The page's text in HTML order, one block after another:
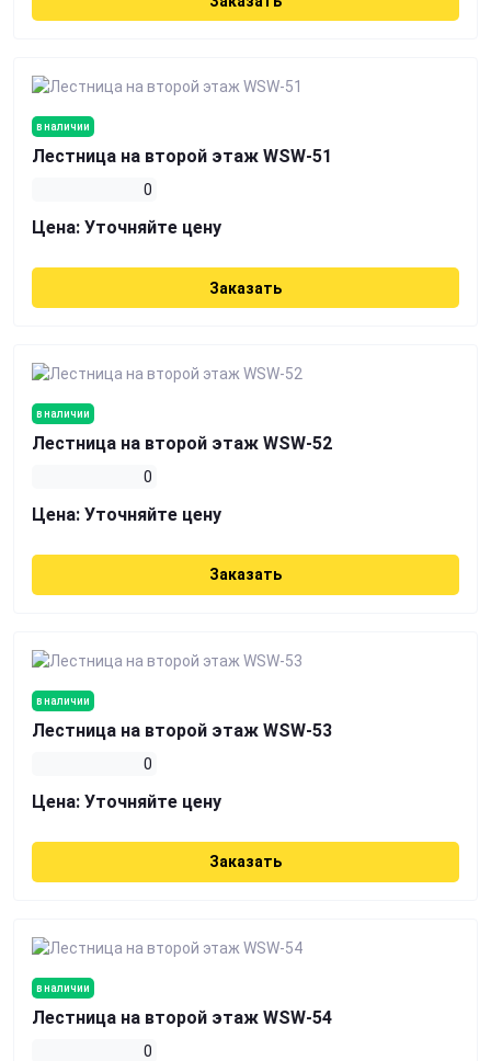
в наличии
Лестница на второй этаж WSW-51
0
Цена: Уточняйте цену
Заказать
в наличии
Лестница на второй этаж WSW-52
0
Цена: Уточняйте цену
Заказать
в наличии
Лестница на второй этаж WSW-53
0
Цена: Уточняйте цену
Заказать
в наличии
Лестница на второй этаж WSW-54
0